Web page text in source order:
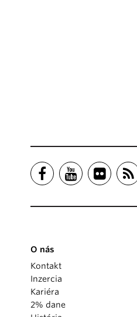
O nás
Kontakt
Inzercia
Kariéra
2% dane